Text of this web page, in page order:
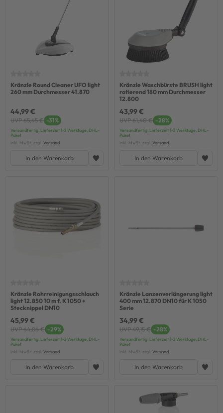
Kränzle Round Cleaner UFO light
260 mm Durchmesser 41.870
44,99 €
UVP 65,45 € -31%
Versandfertig, Lieferzeit 1-3 Werktage, DHL-
Paket
inkl. MwSt. zzgl. Versand
In den Warenkorb
Kränzle Waschbürste BRUSH light
rotierend 180 mm Durchmesser
12.800
43,99 €
UVP 61,40 € -28%
Versandfertig, Lieferzeit 1-3 Werktage, DHL-
Paket
inkl. MwSt. zzgl. Versand
In den Warenkorb
Kränzle Rohrreinigungsschlauch
light 12.850 10 m f. K 1050 +
Stecknippel DN10
45,99 €
UVP 64,86 € -29%
Versandfertig, Lieferzeit 1-3 Werktage, DHL-
Paket
inkl. MwSt. zzgl. Versand
In den Warenkorb
Kränzle Lanzenverlängerung light
400 mm 12.870 DN10 für K 1050
Serie
34,99 €
UVP 49,15 € -28%
Versandfertig, Lieferzeit 1-3 Werktage, DHL-
Paket
inkl. MwSt. zzgl. Versand
In den Warenkorb